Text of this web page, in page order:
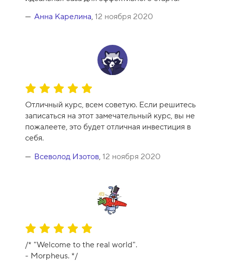
Анна Карелина, 12 ноября 2020
О
ц
е
н
к
а
к
0
Отличный курс, всем советую. Если решитесь
записаться на этот замечательный курс, вы не
пожалеете, это будет отличная инвестиция в
себя.
Всеволод Изотов, 12 ноября 2020
О
е
/* "Welcome to the real world".
- Morpheus. */